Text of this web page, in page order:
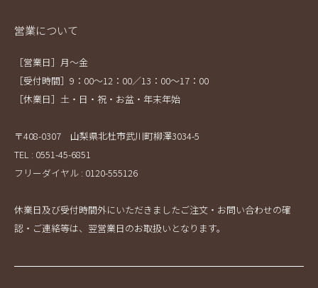
営業について
［営業日］月～金
［受付時間］9：00～12：00／13：00～17：00
［休業日］土・日・祝・お盆・年末年始
〒408-0307 山梨県北杜市武川町柳澤3034-5
TEL : 0551-45-6851
フリーダイヤル : 0120-555126
休業日及び受付時間外にいただきましたご注文・お問い合わせの確
認・ご連絡等は、翌営業日のお取扱いとなります。